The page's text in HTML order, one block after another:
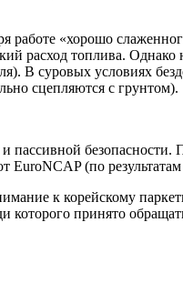
работе «хорошо
расход топлива. Однако
В суровых условиях
сцепляются с грунтом).
безопасности.
EuroNCAP (по
к корейскому
принято